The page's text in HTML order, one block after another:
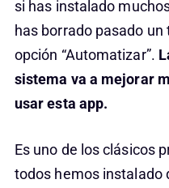
si has instalado
has borrado pasado
opción “Automatizar”.
sistema va a mejorar
usar esta app.
Es uno de los clásicos
todos hemos instalado